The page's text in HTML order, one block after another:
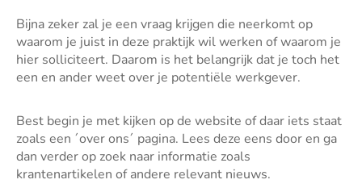
Bijna zeker zal je een vraag krijgen die neerkomt op
waarom je juist in deze praktijk wil werken of waarom je
hier solliciteert. Daarom is het belangrijk dat je toch het
een en ander weet over je potentiële werkgever.
Best begin je met kijken op de website of daar iets staat
zoals een ´over ons´ pagina. Lees deze eens door en ga
dan verder op zoek naar informatie zoals
krantenartikelen of andere relevant nieuws.